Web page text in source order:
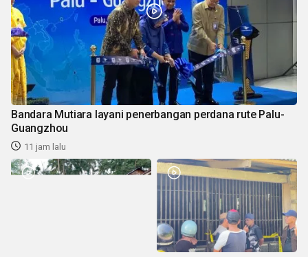
Bandara Mutiara layani penerbangan perdana rute Palu-
Guangzhou
11 jam lalu